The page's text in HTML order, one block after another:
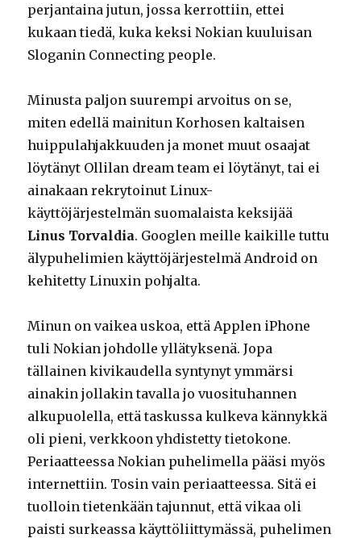
perjantaina jutun, jossa kerrottiin, ettei
kukaan tiedä, kuka keksi Nokian kuuluisan
Sloganin Connecting people.
Minusta paljon suurempi arvoitus on se,
miten edellä mainitun Korhosen kaltaisen
huippulahjakkuuden ja monet muut osaajat
löytänyt Ollilan dream team ei löytänyt, tai ei
ainakaan rekrytoinut Linux-
käyttöjärjestelmän suomalaista keksijää
Linus Torvaldia. Googlen meille kaikille tuttu
älypuhelimien käyttöjärjestelmä Android on
kehitetty Linuxin pohjalta.
Minun on vaikea uskoa, että Applen iPhone
tuli Nokian johdolle yllätyksenä. Jopa
tällainen kivikaudella syntynyt ymmärsi
ainakin jollakin tavalla jo vuosituhannen
alkupuolella, että taskussa kulkeva kännykkä
oli pieni, verkkoon yhdistetty tietokone.
Periaatteessa Nokian puhelimella pääsi myös
internettiin. Tosin vain periaatteessa. Sitä ei
tuolloin tietenkään tajunnut, että vikaa oli
paisti surkeassa käyttöliittymässä, puhelimen